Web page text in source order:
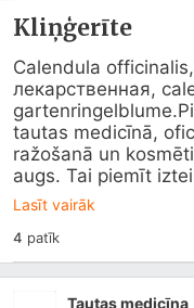
Kliņģerīte
Calendula
лекарственная,
tautas medicīnā,
ražošanā un
augs. Tai piemīt
Lasīt vairāk
4 patīk
Tautas medicīna